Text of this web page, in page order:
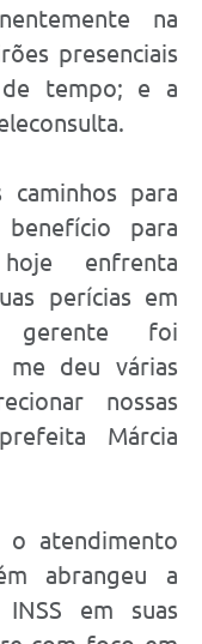
na
presenciais
tempo; e a
para
para
enfrenta
perícias em
gerente foi
me deu várias
nossas
Márcia
o atendimento
abrangeu a
em suas